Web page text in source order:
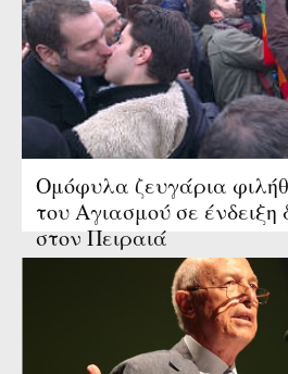
Ομόφυλα ζευγάρια
του Αγιασμού σε ένδειξη
στον Πειραιά